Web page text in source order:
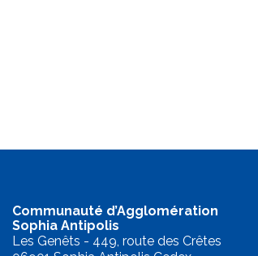
Communauté d’Agglomération
Sophia Antipolis
Les Genêts - 449, route des Crêtes